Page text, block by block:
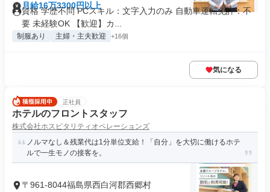
月給16万3300円以上
資格 学歴不問 PCスキル：文字入力のみ 自動車運転免許：不
要 未経験OK 【歓迎】カ...
制服あり 主婦・主夫歓迎 +16個
気になる
正社員
ホテルのフロントスタッフ
株式会社ホスピタリティオペレーションズ
ノルマなし＆残業代は1分単位支給！「自分」を大切に働けるホテ
ルで一生モノの接客を。
〒961-8044福島県西白河郡西郷村